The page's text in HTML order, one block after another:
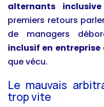
alternants inclusive
premiers retours
de managers
inclusif en entreprise
que vécu.
Le mauvais
trop vite